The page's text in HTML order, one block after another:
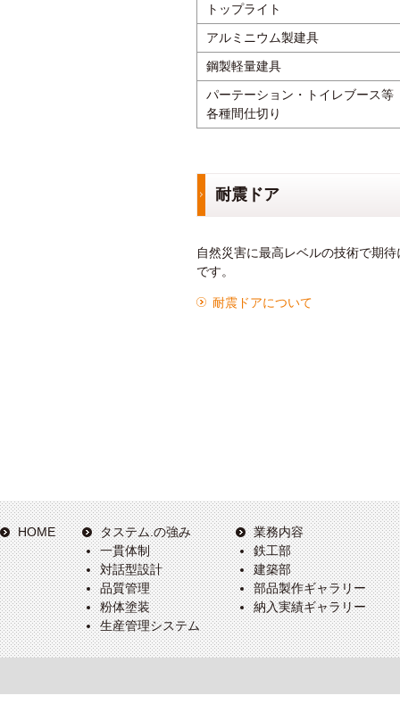
トップライト
アルミニウム製建具
鋼製軽量建具
パーテーション・トイレブース等
各種間仕切り
耐震ドア
自然災害に最高レベルの技術で期
です。
耐震ドアについて
HOME
タステム.の強み
一貫体制
対話型設計
品質管理
粉体塗装
生産管理システム
業務内容
鉄工部
建築部
部品製作ギャラリー
納入実績ギャラリー